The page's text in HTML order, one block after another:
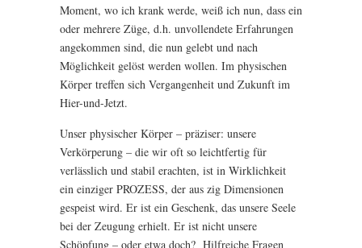
Moment, wo ich krank werde, weiß ich nun, dass ein
oder mehrere Züge, d.h. unvollendete Erfahrungen
angekommen sind, die nun gelebt und nach
Möglichkeit gelöst werden wollen. Im physischen
Körper treffen sich Vergangenheit und Zukunft im
Hier-und-Jetzt.
Unser physischer Körper – präziser: unsere
Verkörperung – die wir oft so leichtfertig für
verlässlich und stabil erachten, ist in Wirklichkeit
ein einziger PROZESS, der aus zig Dimensionen
gespeist wird. Er ist ein Geschenk, das unsere Seele
bei der Zeugung erhielt. Er ist nicht unsere
Schöpfung – oder etwa doch? Hilfreiche Fragen